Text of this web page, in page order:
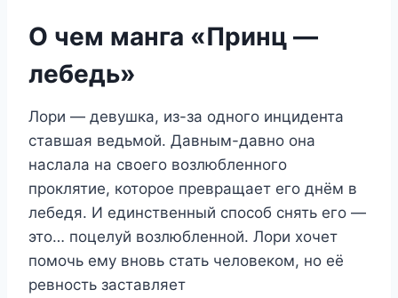
О чем манга «Принц —
лебедь»
Лори — девушка, из-за одного инцидента
ставшая ведьмой. Давным-давно она
наслала на своего возлюбленного
проклятие, которое превращает его днём в
лебедя. И единственный способ снять его —
это… поцелуй возлюбленной. Лори хочет
помочь ему вновь стать человеком, но её
ревность заставляет